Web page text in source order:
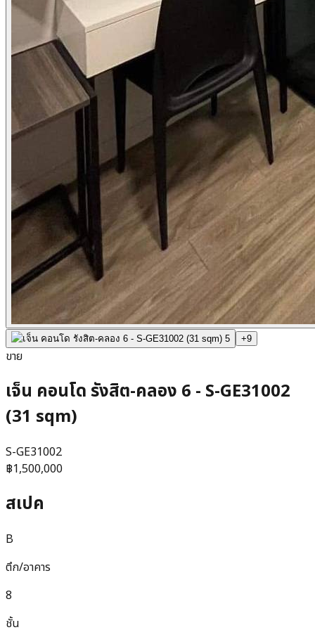
+9
ขาย
เจ็น คอนโด รังสิต-คลอง 6 - S-GE31002
(31 sqm)
S-GE31002
฿1,500,000
สเปค
B
ตึก/อาคาร
8
ชั้น